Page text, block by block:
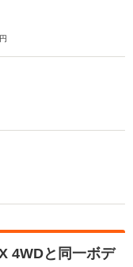
4WDと同一ボデ